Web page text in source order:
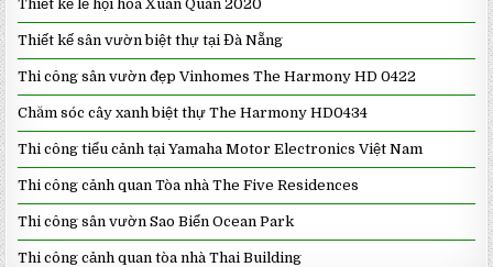
Thiết kế lễ hội hoa Xuân Quan 2020
Thiết kế sân vườn biệt thự tại Đà Nẵng
Thi công sân vườn đẹp Vinhomes The Harmony HD 0422
Chăm sóc cây xanh biệt thự The Harmony HD0434
Thi công tiểu cảnh tại Yamaha Motor Electronics Việt Nam
Thi công cảnh quan Tòa nhà The Five Residences
Thi công sân vườn Sao Biển Ocean Park
Thi công cảnh quan tòa nhà Thai Building